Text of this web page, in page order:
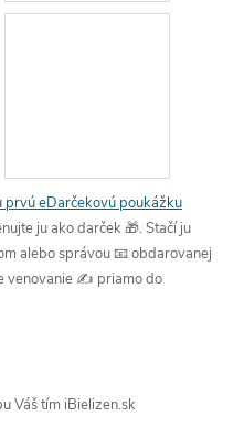
prvú eDarčekovú poukážku
ju ako darček🎁. Stačí ju
alebo správou📧 obdarovanej
venovanie ✍️ priamo do
Váš tím iBielizen.sk